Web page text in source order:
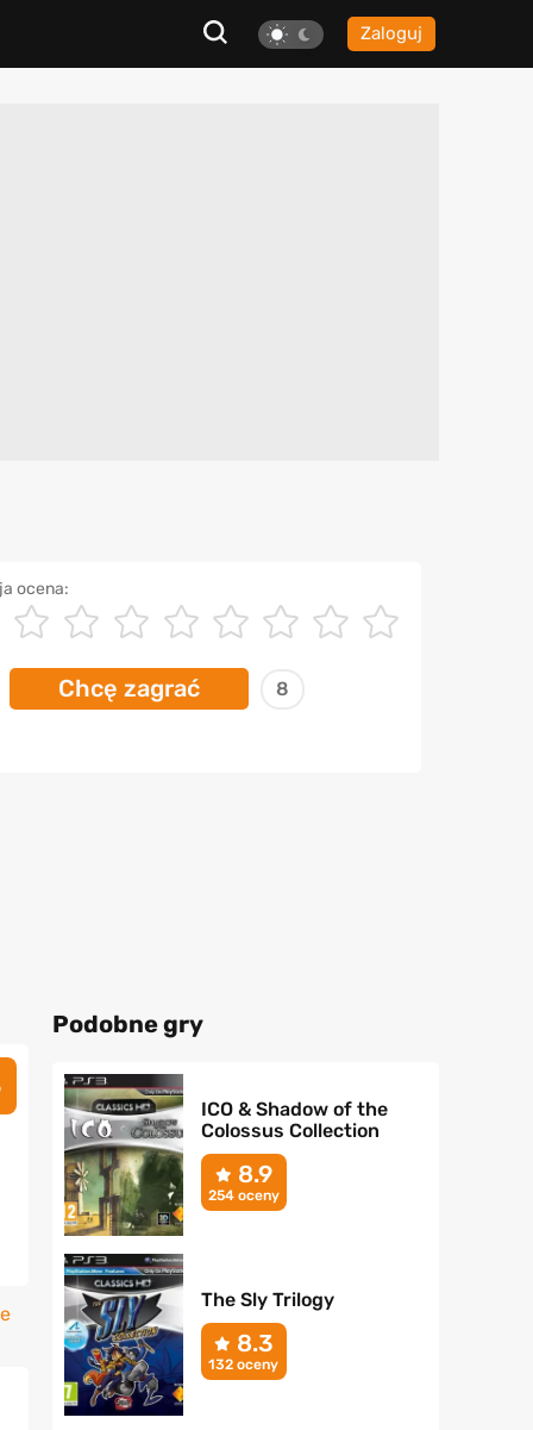
Zaloguj
ocena:
Chcę zagrać 8
Podobne gry
ICO & Shadow of the
Colossus Collection
8.9
254 oceny
The Sly Trilogy
8.3
132 oceny